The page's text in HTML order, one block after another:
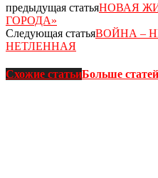
предыдущая статьяНОВАЯ
ГОРОДА»
Следующая статьяВОЙНА –
НЕТЛЕННАЯ
Схожие статьиБольше статей